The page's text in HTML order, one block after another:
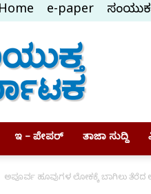
Home e-paper
ಇ – ಪೇಪರ್ ತಾಜಾ ಸುದ್ದಿ
ಅಪೂರ್ವ ಹೂವುಗಳ ಲೋಕಕ್ಕೆ ಬಾಗಿಲು ತೆರೆದ